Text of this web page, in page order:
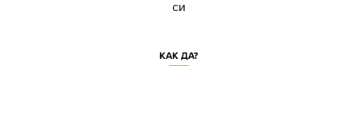
си
КАК ДА?